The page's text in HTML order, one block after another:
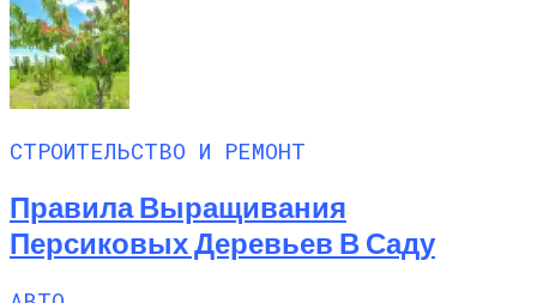
СТРОИТЕЛЬСТВО И РЕМОНТ
Правила Выращивания
Персиковых Деревьев В Саду